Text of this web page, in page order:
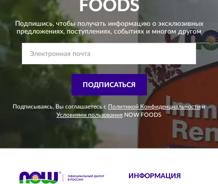
FOODS
Подпишись, чтобы получать информацию о эксклюзивных
предложениях, поступлениях, событиях и многом другом
ПОДПИСАТЬСЯ
Подписываясь, Вы соглашаетесь с Политикой Конфиденциальности и
Условиями пользования NOW FOODS
ИНФОРМАЦИЯ